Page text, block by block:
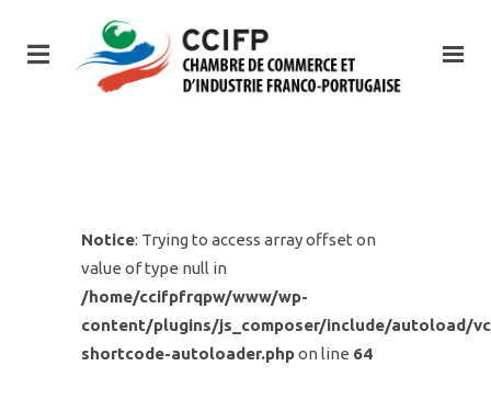
Notice: Trying to access array offset on
value of type null in
/home/ccifpfrqpw/www/wp-
content/plugins/js_composer/include/autoload/
shortcode-autoloader.phpon line 64